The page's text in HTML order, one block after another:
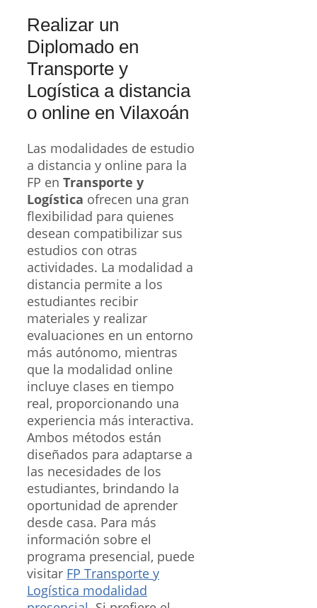
Realizar un
Diplomado en
Transporte y
Logística a distancia
o online en Vilaxoán
Las modalidades de estudio
a distancia y online para la
FP en Transporte y
Logística ofrecen una gran
flexibilidad para quienes
desean compatibilizar sus
estudios con otras
actividades. La modalidad a
distancia permite a los
estudiantes recibir
materiales y realizar
evaluaciones en un entorno
más autónomo, mientras
que la modalidad online
incluye clases en tiempo
real, proporcionando una
experiencia más interactiva.
Ambos métodos están
diseñados para adaptarse a
las necesidades de los
estudiantes, brindando la
oportunidad de aprender
desde casa. Para más
información sobre el
programa presencial, puede
visitar FP Transporte y
Logística modalidad